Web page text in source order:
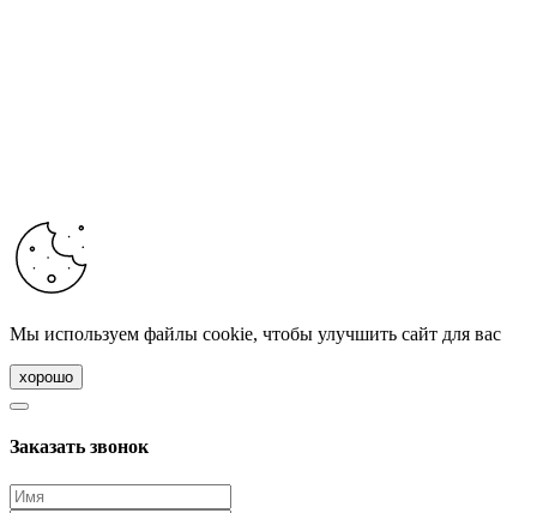
Мы используем файлы cookie, чтобы улучшить сайт для вас
хорошо
Заказать звонок